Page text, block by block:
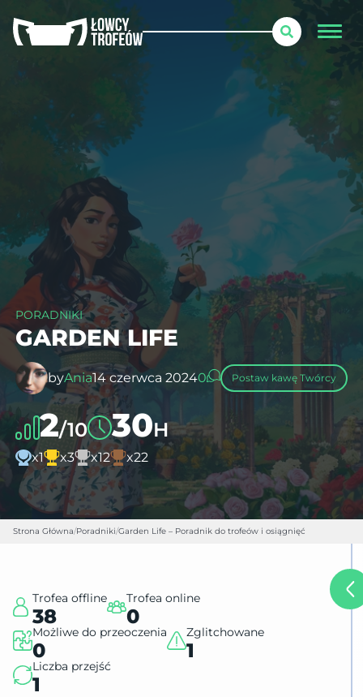
PORADNIKI
GARDEN LIFE
byAnia14 czerwca 20240 Postaw kawę Twórcy
2/10 30H
x1 x3 x12 x22
Strona Główna/Poradniki/Garden Life – Poradnik do trofeów i osiągnięć
Trofea offline
38
Trofea online
0
Możliwe do przeoczenia
0
Zglitchowane
1
Liczba przejść
1